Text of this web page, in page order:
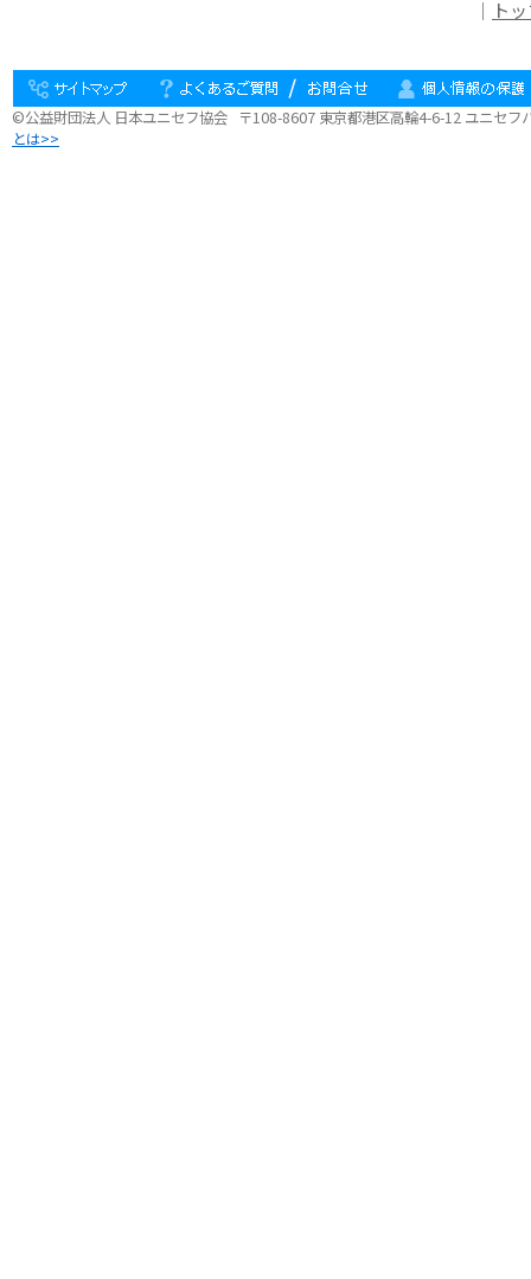
｜ ト
©公益財団法人 日本ユニセフ協会 〒108-8607 東京都港区高輪4-6-12 ユニセフ
とは>>